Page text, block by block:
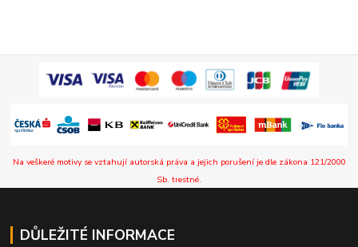
Na veškeré motivy se vztahují autorská práva a jejich porušení je dle zákona 121/2000
Sb. trestné.
DŮLEŽITÉ INFORMACE